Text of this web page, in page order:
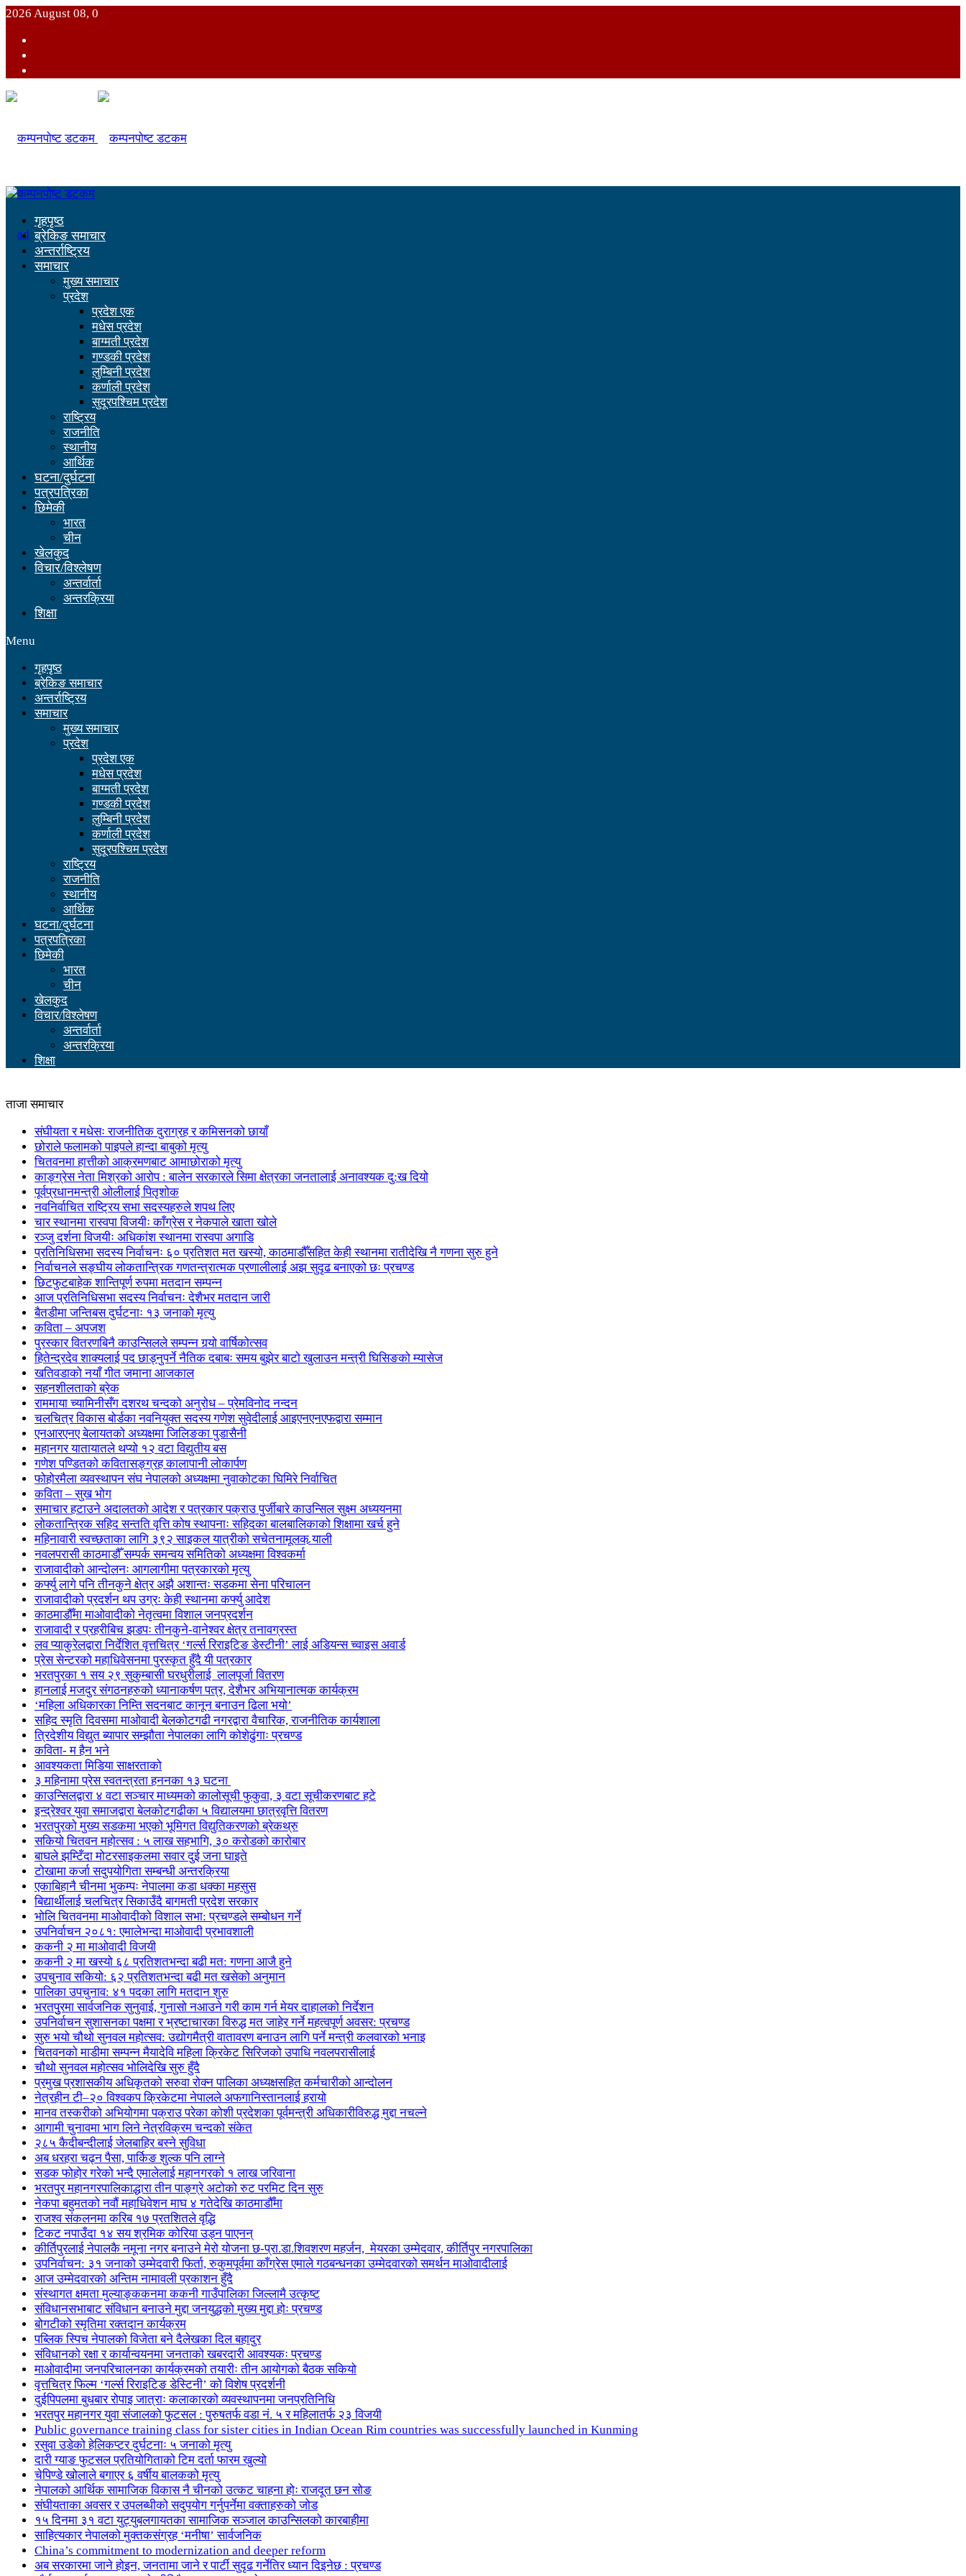
2026 August 08, 0
गृहपृष्ठ
ब्रेकिङ समाचार
अन्तर्राष्ट्रिय
समाचार
मुख्य समाचार
प्रदेश
प्रदेश एक
मधेस प्रदेश
बाग्मती प्रदेश
गण्डकी प्रदेश
लुम्बिनी प्रदेश
कर्णाली प्रदेश
सुदूरपश्चिम प्रदेश
राष्ट्रिय
राजनीति
स्थानीय
आर्थिक
घटना/दुर्घटना
पत्रपत्रिका
छिमेकी
भारत
चीन
खेलकुद
विचार/विश्लेषण
अन्तर्वार्ता
अन्तरक्रिया
शिक्षा
Menu
गृहपृष्ठ
ब्रेकिङ समाचार
अन्तर्राष्ट्रिय
समाचार
मुख्य समाचार
प्रदेश
प्रदेश एक
मधेस प्रदेश
बाग्मती प्रदेश
गण्डकी प्रदेश
लुम्बिनी प्रदेश
कर्णाली प्रदेश
सुदूरपश्चिम प्रदेश
राष्ट्रिय
राजनीति
स्थानीय
आर्थिक
घटना/दुर्घटना
पत्रपत्रिका
छिमेकी
भारत
चीन
खेलकुद
विचार/विश्लेषण
अन्तर्वार्ता
अन्तरक्रिया
शिक्षा
ताजा समाचार
संघीयता र मधेसः राजनीतिक दुराग्रह र कमिसनको छायाँ
छोराले फलामको पाइपले हान्दा बाबुको मृत्यु
चितवनमा हात्तीको आक्रमणबाट आमाछोराको मृत्यु
काङ्ग्रेस नेता मिश्रको आरोप : बालेन सरकारले सिमा क्षेत्रका जनतालाई अनावश्यक दु:ख दियो
पूर्वप्रधानमन्त्री ओलीलाई पितृशोक
नवनिर्वाचित राष्ट्रिय सभा सदस्यहरुले शपथ लिए
चार स्थानमा रास्वपा विजयीः काँग्रेस र नेकपाले खाता खोले
रञ्जु दर्शना विजयीः अधिकांश स्थानमा रास्वपा अगाडि
प्रतिनिधिसभा सदस्य निर्वाचनः ६० प्रतिशत मत खस्यो, काठमाडौँसहित केही स्थानमा रातीदेखि नै गणना सुरु हुने
निर्वाचनले सङ्घीय लोकतान्त्रिक गणतन्त्रात्मक प्रणालीलाई अझ सुदृढ बनाएको छः प्रचण्ड
छिटफुटबाहेक शान्तिपूर्ण रुपमा मतदान सम्पन्न
आज प्रतिनिधिसभा सदस्य निर्वाचनः देशैभर मतदान जारी
बैतडीमा जन्तिबस दुर्घटनाः १३ जनाको मृत्यु
कविता – अपजश
पुरस्कार वितरणबिनै काउन्सिलले सम्पन्न गर्‍यो वार्षिकोत्सव
हितेन्द्रदेव शाक्यलाई पद छाड्नुपर्ने नैतिक दबाबः समय बुझेर बाटो खुलाउन मन्त्री घिसिङको म्यासेज
खतिवडाको नयाँ गीत जमाना आजकाल
सहनशीलताको ब्रेक
राममाया च्यामिनीसँग दशरथ चन्दको अनुरोध – प्रेमविनोद नन्दन
चलचित्र विकास बोर्डका नवनियुक्त सदस्य गणेश सुवेदीलाई आइएनएनएफद्वारा सम्मान
एनआरएनए बेलायतको अध्यक्षमा जिलिङका पुडासैनी
महानगर यातायातले थप्यो १२ वटा विद्युतीय बस
गणेश पण्डितको कवितासङ्ग्रह कालापानी लोकार्पण
फोहोरमैला व्यवस्थापन संघ नेपालको अध्यक्षमा नुवाकोटका घिमिरे निर्वाचित
कविता – सुख भोग
समाचार हटाउने अदालतको आदेश र पत्रकार पक्राउ पुर्जीबारे काउन्सिल सुक्ष्म अध्ययनमा
लोकतान्त्रिक सहिद सन्तति वृत्ति कोष स्थापनाः सहिदका बालबालिकाको शिक्षामा खर्च हुने
महिनावारी स्वच्छताका लागि ३९२ साइकल यात्रीको सचेतनामूलक र्‍याली
नवलपरासी काठमाडौँ सम्पर्क समन्वय समितिको अध्यक्षमा विश्वकर्मा
राजावादीको आन्दोलनः आगलागीमा पत्रकारको मृत्यु
कर्फ्यु लागे पनि तीनकुने क्षेत्र अझै अशान्तः सडकमा सेना परिचालन
राजावादीको प्रदर्शन थप उग्रः केही स्थानमा कर्फ्यु आदेश
काठमाडौँमा माओवादीको नेतृत्वमा विशाल जनप्रदर्शन
राजावादी र प्रहरीबिच झडपः तीनकुने-वानेश्वर क्षेत्र तनावग्रस्त
लव प्याकुरेलद्वारा निर्देशित वृत्तचित्र ‘गर्ल्स रिराइटिङ डेस्टीनी’ लाई अडियन्स च्वाइस अवार्ड
प्रेस सेन्टरको महाधिवेसनमा पुरस्कृत हुँदै यी पत्रकार
भरतपुरका १ सय २९ सुकुम्बासी घरधुरीलाई लालपूर्जा वितरण
हानलाई मजदुर संगठनहरुको ध्यानाकर्षण पत्र, देशैभर अभियानात्मक कार्यक्रम
‘महिला अधिकारका निम्ति सदनबाट कानून बनाउन ढिला भयो’
सहिद स्मृति दिवसमा माओवादी बेलकोटगढी नगरद्वारा वैचारिक, राजनीतिक कार्यशाला
त्रिदेशीय विद्युत ब्यापार सम्झौता नेपालका लागि कोशेढुंगाः प्रचण्ड
कविता- म हैन भने
आवश्यकता मिडिया साक्षरताको
३ महिनामा प्रेस स्वतन्त्रता हननका १३ घटना
काउन्सिलद्वारा ४ वटा सञ्चार माध्यमको कालोसूची फुकुवा, ३ वटा सूचीकरणबाट हटे
इन्द्रेश्वर युवा समाजद्वारा बेलकोटगढीका ५ विद्यालयमा छात्रवृत्ति वितरण
भरतपुरको मुख्य सडकमा भएको भूमिगत विद्युतिकरणको ब्रेकथ्रु
सकियो चितवन महोत्सव : ५ लाख सहभागि, ३० करोडको कारोबार
बाघले झम्टिँदा मोटरसाइकलमा सवार दुई जना घाइते
टोखामा कर्जा सदुपयोगिता सम्बन्धी अन्तरक्रिया
एकाबिहानै चीनमा भुकम्पः नेपालमा कडा धक्का महसुस
बिद्यार्थीलाई चलचित्र सिकाउँदै बागमती प्रदेश सरकार
भोलि चितवनमा माओवादीको विशाल सभा: प्रचण्डले सम्बोधन गर्ने
उपनिर्वाचन २०८१: एमालेभन्दा माओवादी प्रभावशाली
ककनी २ मा माओवादी विजयी
ककनी २ मा खस्यो ६८ प्रतिशतभन्दा बढी मत: गणना आजै हुने
उपचुनाव सकियो: ६२ प्रतिशतभन्दा बढी मत खसेको अनुमान
पालिका उपचुनाव: ४१ पदका लागि मतदान शुरु
भरतपुुरमा सार्वजनिक सुनुवाई, गुनासो नआउने गरी काम गर्न मेयर दाहालको निर्देशन
उपनिर्वाचन सुशासनका पक्षमा र भ्रष्टाचारका विरुद्ध मत जाहेर गर्ने महत्वपूर्ण अवसर: प्रचण्ड
सुरु भयो चौथो सुनवल महोत्सव: उद्योगमैत्री वातावरण बनाउन लागि पर्ने मन्त्री कलवारको भनाइ
चितवनको माडीमा सम्पन्न मैयादेवि महिला क्रिकेट सिरिजको उपाधि नवलपरासीलाई
चौथो सुनवल महोत्सव भोलिदेखि सुरु हुँदै
प्रमुख प्रशासकीय अधिकृतको सरुवा रोक्न पालिका अध्यक्षसहित कर्मचारीको आन्दोलन
नेत्रहीन टी–२० विश्वकप क्रिकेटमा नेपालले अफगानिस्तानलाई हरायो
मानव तस्करीको अभियोगमा पक्राउ परेका कोशी प्रदेशका पूर्वमन्त्री अधिकारीविरुद्ध मुद्दा नचल्ने
आगामी चुनावमा भाग लिने नेत्रविक्रम चन्दको संकेत
२८५ कैदीबन्दीलाई जेलबाहिर बस्ने सुविधा
अब धरहरा चढ्न पैसा, पार्किङ शुल्क पनि लाग्ने
सडक फोहोर गरेको भन्दै एमालेलाई महानगरको १ लाख जरिवाना
भरतपुर महानगरपालिकाद्धारा तीन पाङ्ग्रे अटोको रुट परमिट दिन सुरु
नेकपा बहुमतको नवौं महाधिवेशन माघ ४ गतेदेखि काठमाडौँमा
राजश्व संकलनमा करिब १७ प्रतशितले वृद्धि
टिकट नपाउँदा १४ सय श्रमिक कोरिया उड्न पाएनन्
कीर्तिपुरलाई नेपालकै नमूना नगर बनाउने मेरो योजना छ-प्रा.डा.शिवशरण महर्जन, मेयरका उम्मेदवार, कीर्तिपुर नगरपालिका
उपनिर्वाचन: ३१ जनाको उम्मेदवारी फिर्ता, रुकुमपूर्वमा काँग्रेस एमाले गठबन्धनका उम्मेदवारको समर्थन माओवादीलाई
आज उम्मेदवारको अन्तिम नामावली प्रकाशन हुँदै
संस्थागत क्षमता मुल्याङ्ककनमा ककनी गाउँपालिका जिल्लामै उत्कृष्ट
संविधानसभाबाट संविधान बनाउने मुद्दा जनयुद्धको मुख्य मुद्दा होः प्रचण्ड
बोगटीको स्मृतिमा रक्तदान कार्यक्रम
पब्लिक स्पिच नेपालको विजेता बने दैलेखका दिल बहादुर
संविधानको रक्षा र कार्यान्वयनमा जनताको खबरदारी आवश्यकः प्रचण्ड
माओवादीमा जनपरिचालनका कार्यक्रमको तयारीः तीन आयोगको बैठक सकियो
वृत्तचित्र फिल्म ‘गर्ल्स रिराइटिङ डेस्टिनी’ को विशेष प्रदर्शनी
दुईपिपलमा बुधबार रोपाइ जात्राः कलाकारको व्यवस्थापनमा जनप्रतिनिधि
भरतपुर महानगर युवा संजालको फुटसल : पुरुषतर्फ वडा नं. ५ र महिलातर्फ २३ विजयी
Public governance training class for sister cities in Indian Ocean Rim countries was successfully launched in Kunming
रसुवा उडेको हेलिकप्टर दुर्घटनाः ५ जनाको मृत्यु
दारी ग्याङ फुटसल प्रतियोगिताको टिम दर्ता फारम खुल्यो
चेपिण्डे खोलाले बगाएर ६ वर्षीय बालकको मृत्यु
नेपालको आर्थिक सामाजिक विकास नै चीनको उत्कट चाहना होः राजदूत छन सोङ
संघीयताका अवसर र उपलब्धीको सदुपयोग गर्नुपर्नेमा वक्ताहरुको जोड
१५ दिनमा ३१ वटा युट्युबलगायतका सामाजिक सञ्जाल काउन्सिलको कारबाहीमा
साहित्यकार नेपालको मुक्तकसंग्रह ‘मनीषा’ सार्वजनिक
China’s commitment to modernization and deeper reform
अब सरकारमा जाने होइन, जनतामा जाने र पार्टी सुदृढ गर्नेतिर ध्यान दिइनेछ : प्रचण्ड